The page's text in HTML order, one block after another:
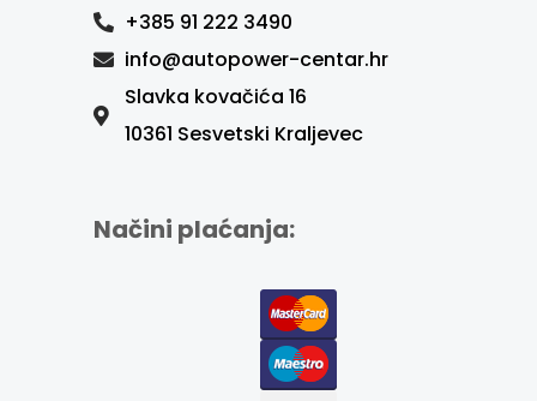
+385 91 222 3490
info@autopower-centar.hr
Slavka kovačića 16
10361 Sesvetski Kraljevec
Načini plaćanja: